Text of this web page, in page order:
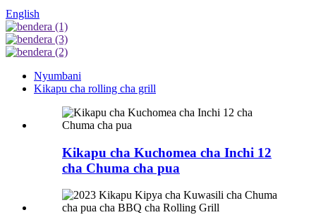
English
Nyumbani
Kikapu cha rolling cha grill
Kikapu cha Kuchomea cha Inchi 12
cha Chuma cha pua